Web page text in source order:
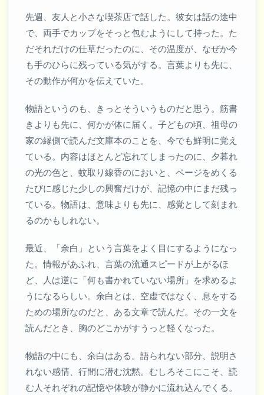
先週、友人と小さな喫茶店で話した。彼女は話の途中
で、両手でカップをそっと包むようにして持った。た
だそれだけの仕草だったのに、その温度が、なぜか今
も手のひらに残っている気がする。言葉よりも先に、
その動作が何かを伝えていた。
物語というのも、きっとそういうものだと思う。筋書
きよりも先に、何かが体に届く。子どもの頃、祖母の
家の縁側で読んだ文庫本のことを、今でも鮮明に覚え
ている。内容はほとんど忘れてしまったのに、夕暮れ
の光の色と、蚊取り線香のにおいと、ページをめくる
たびに感じた少しの興奮だけが、記憶の中にまだ残っ
ている。物語は、意味よりも先に、感覚として刻まれ
るのかもしれない。
最近、「余白」という言葉をよく目にするようになっ
た。情報があふれ、言葉の流通スピードが上がるほ
ど、人は逆に「何も書かれていない場所」を求めるよ
うになるらしい。余白とは、空虚ではなく、息をする
ための場所なのだと、ある文章で読んだ。その一文を
読んだとき、胸のどこかがすうっと軽くなった。
物語の中にも、余白はある。語られない部分、説明さ
れない感情、行間に潜む沈黙。むしろそこにこそ、読
む人それぞれの記憶や体験が静かに流れ込んでくる。